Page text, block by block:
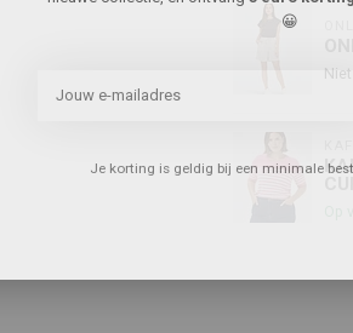
😀
Je korting is geldig bij een minimale